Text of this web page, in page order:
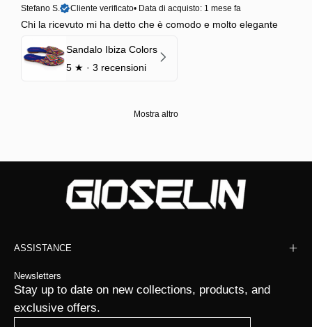
Stefano S.
Cliente verificato• Data di acquisto: 1 mese fa
Chi la ricevuto mi ha detto che è comodo e molto elegante
Sandalo Ibiza Colors
5 ★ · 3 recensioni
Mostra altro
ASSISTANCE
Newsletters
Stay up to date on new collections, products, and
exclusive offers.